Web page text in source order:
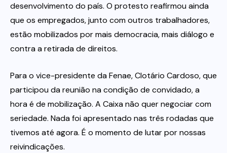
desenvolvimento do país. O protesto reafirmou ainda
que os empregados, junto com outros trabalhadores,
estão mobilizados por mais democracia, mais diálogo e
contra a retirada de direitos.
Para o vice-presidente da Fenae, Clotário Cardoso, que
participou da reunião na condição de convidado, a
hora é de mobilização. A Caixa não quer negociar com
seriedade. Nada foi apresentado nas três rodadas que
tivemos até agora. É o momento de lutar por nossas
reivindicações.